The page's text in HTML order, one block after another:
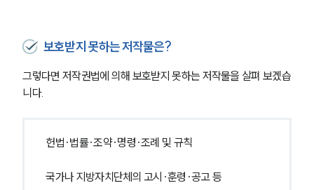
보호받지 못하는 저작물은?
그렇다면 저작권법에 의해 보호받지 못하는 저작물을 살펴 보겠습
니다.
헌법·법률·조약·명령·조례 및 규칙
국가나 지방자치단체의 고시·훈령·공고 등